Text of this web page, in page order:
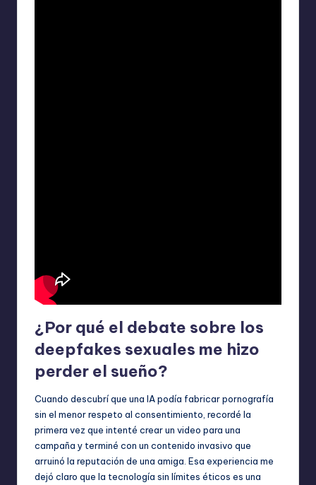
¿Por qué el debate sobre los
deepfakes sexuales me hizo
perder el sueño?
Cuando descubrí que una IA podía fabricar pornografía
sin el menor respeto al consentimiento, recordé la
primera vez que intenté crear un video para una
campaña y terminé con un contenido invasivo que
arruinó la reputación de una amiga. Esa experiencia me
dejó claro que la tecnología sin límites éticos es una